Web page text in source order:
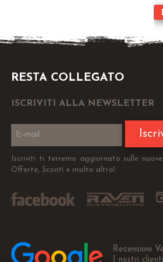
RESTA COLLEGATO
ISCRIVITI ALLA NEWSLETTER
Iscriviti ti terremo aggiornato sulle
Offerte, Sconti e molto altro!
Recensioni
I nostri